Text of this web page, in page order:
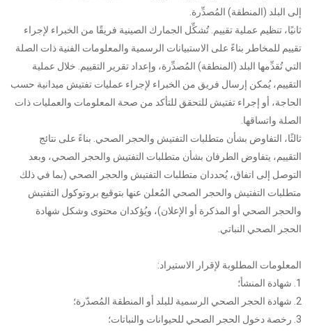
إلى البلد (المنطقة) المُصدِّرة.
ثانيًا، تنظيم عملية تقييم. تُشكِّل الجمارك الصينية فريقًا من الخبراء لإجراء
تقييم للمخاطر بناءً على الاستبيانات الرسمية والمعلومات الفنية ذات الصلة
التي تُقدِّمها البلد (المنطقة) المُصدِّرة، وإعداد تقرير التقييم. خلال عملية
التقييم، يُمكن إرسال فريق من الخبراء لإجراء عمليات تفتيش ميدانية حسب
الحاجة، أو إجراء تفتيش للتحقق للتأكد من صحة المعلومات والعمليات ذات
الصلة واتساقها.
ثالثًا، التفاوض بشأن متطلبات التفتيش والحجر الصحي. بناءً على نتائج
التقييم، يتفاوض الطرفان بشأن متطلبات التفتيش والحجر الصحي، وبعد
التوصل إلى اتفاق، يُحددان متطلبات التفتيش والحجر الصحي (بما في ذلك
متطلبات التفتيش والحجر الصحي المُعلن عنها بتوقيع بروتوكول التفتيش
والحجر الصحي أو المذكرة أو الإعلان)، ويُؤكدان محتوى وشكل شهادة
الحجر الصحي النباتي.
المعلومات المطلوبة لإقرار الاستيراد:
1. شهادة المنشأ؛
2. شهادة الحجر الصحي الرسمية للبلد أو المنطقة المُصدّرة؛
3. رخصة دخول الحجر الصحي للحيوانات والنباتات؛